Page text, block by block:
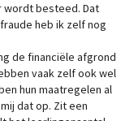
wordt besteed. Dat
fraude heb ik zelf nog
de financiële afgrond
vaak zelf ook wel
hun maatregelen al
dat op. Zit een